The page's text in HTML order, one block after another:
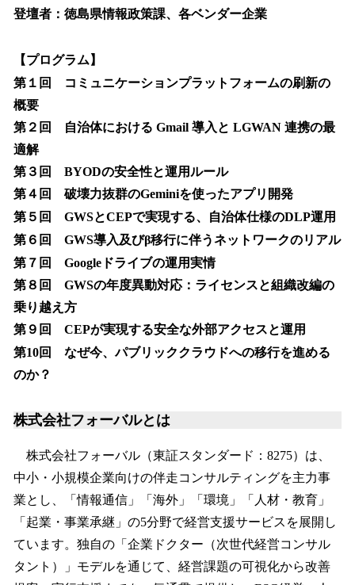
登壇者：徳島県情報政策課、各ベンダー企業
【プログラム】
第１回 コミュニケーションプラットフォームの刷新の
概要
第２回 自治体における Gmail 導入と LGWAN 連携の最
適解
第３回 BYODの安全性と運用ルール
第４回 破壊力抜群のGeminiを使ったアプリ開発
第５回 GWSとCEPで実現する、自治体仕様のDLP運用
第６回 GWS導入及びβ移行に伴うネットワークのリアル
第７回 Googleドライブの運用実情
第８回 GWSの年度異動対応：ライセンスと組織改編の
乗り越え方
第９回 CEPが実現する安全な外部アクセスと運用
第10回 なぜ今、パブリッククラウドへの移行を進める
のか？
株式会社フォーバルとは
株式会社フォーバル（東証スタンダード：8275）は、
中小・小規模企業向けの伴走コンサルティングを主力事
業とし、「情報通信」「海外」「環境」「人材・教育」
「起業・事業承継」の5分野で経営支援サービスを展開し
ています。独自の「企業ドクター（次世代経営コンサル
タント）」モデルを通じて、経営課題の可視化から改善